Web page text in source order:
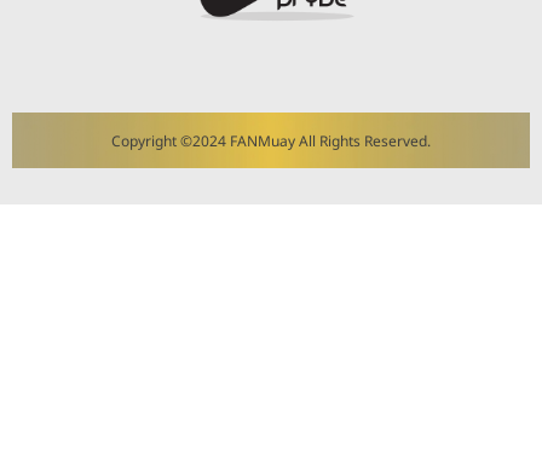
Copyright ©2024 FANMuay All Rights Reserved.